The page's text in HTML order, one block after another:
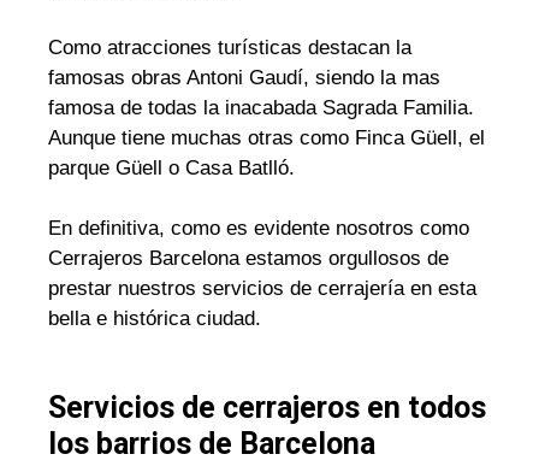
Como atracciones turísticas destacan la
famosas obras Antoni Gaudí, siendo la mas
famosa de todas la inacabada Sagrada Familia.
Aunque tiene muchas otras como Finca Güell, el
parque Güell o Casa Batlló.
En definitiva, como es evidente nosotros como
Cerrajeros Barcelona estamos orgullosos de
prestar nuestros servicios de cerrajería en esta
bella e histórica ciudad.
Servicios de cerrajeros en todos
los barrios de Barcelona